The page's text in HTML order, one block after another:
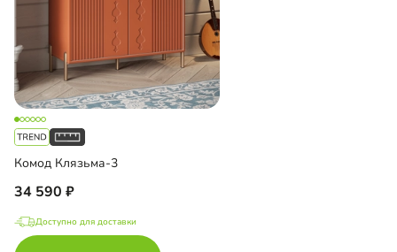
Комод Клязьма-3
34 590
Доступно для доставки